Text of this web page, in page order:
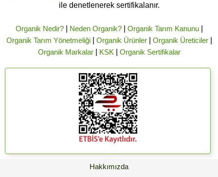
ile denetlenerek sertifikalanır.
Organik Nedir?| Neden Organik?| Organik Tarım Kanunu|
Organik Tarım Yönetmeliği| Organik Ürünler| Organik Üreticiler|
Organik Markalar| KSK Organik Sertifikalar
Hakkımızda